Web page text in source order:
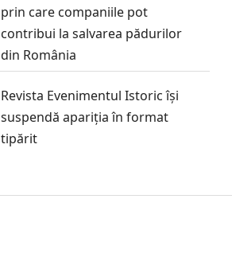
prin care companiile pot
contribui la salvarea pădurilor
din România
Revista Evenimentul Istoric își
suspendă apariția în format
tipărit